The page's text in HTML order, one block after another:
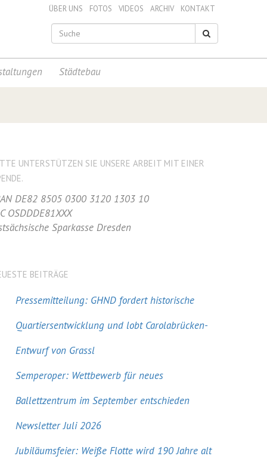
ÜBER UNS FOTOS VIDEOS ARCHIV KONTAKT
Städtebau
UNTERSTÜTZEN SIE UNSERE ARBEIT MIT EINER
DE82 8505 0300 3120 1303 10
OSDDDE81XXX
Sparkasse Dresden
BEITRÄGE
Pressemitteilung: GHND fordert historische
Quartiersentwicklung und lobt Carolabrücken-
Entwurf von Grassl
Semperoper: Wettbewerb für neues
Ballettzentrum im September entschieden
Newsletter Juli 2026
Jubiläumsfeier: Weiße Flotte wird 190 Jahre alt